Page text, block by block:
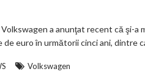
a anunţat recent că şi-
de euro în următorii cinci ani, dintre
Volkswagen